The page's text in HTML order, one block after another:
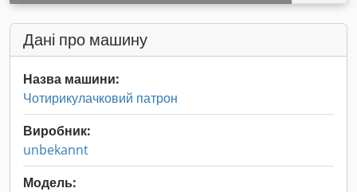
Дані про машину
Назва машини:
Чотирикулачковий патрон
Виробник:
unbekannt
Модель: